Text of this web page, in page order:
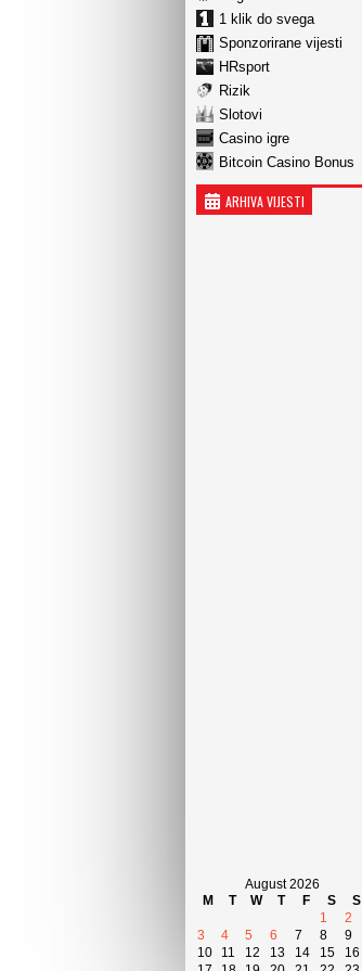
1 klik do svega
Sponzorirane vijesti
HRsport
Rizik
Slotovi
Casino igre
Bitcoin Casino Bonus
ARHIVA VIJESTI
August 2026
M
T W T F S
S
1
2
3
4 5 6 7 8
9
10
11 12 13 14 15
16